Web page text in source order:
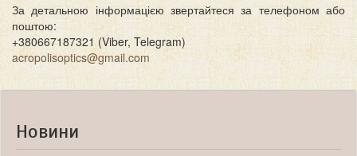
За детальною інформацією звертайтеся за телефоном або
поштою:
+380667187321 (Viber, Telegram)
acropolisoptics@gmail.com
Новини